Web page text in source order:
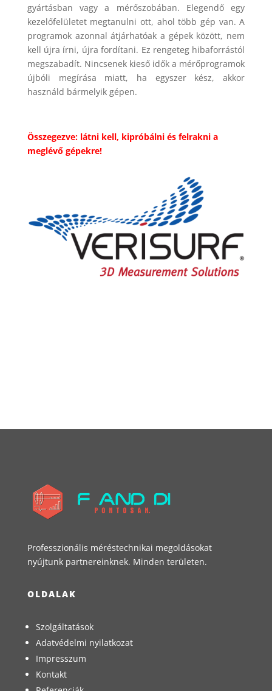
gyártásban vagy a mérőszobában. Elegendő egy
kezelőfelületet megtanulni ott, ahol több gép van. A
programok azonnal átjárhatóak a gépek között, nem
kell újra írni, újra fordítani. Ez rengeteg hibaforrástól
megszabadít. Nincsenek kieső idők a mérőprogramok
újbóli megírása miatt, ha egyszer kész, akkor
használd bármelyik gépen.
Összegezve: látni kell, kipróbálni és felrakni a
meglévő gépekre!
Professzionális méréstechnikai megoldásokat
nyújtunk partnereinknek. Minden területen.
OLDALAK
Szolgáltatások
Adatvédelmi nyilatkozat
Impresszum
Kontakt